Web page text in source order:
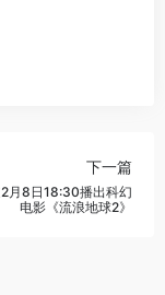
下一篇
月8日18:30播出科幻
电影《流浪地球2》